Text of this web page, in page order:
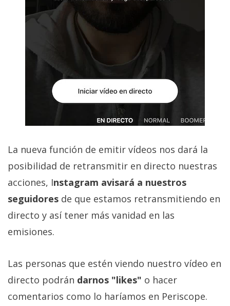
Informático
(CC) 2006-
reservados
La nueva función de emitir vídeos nos dará la
posibilidad de retransmitir en directo nuestras
acciones, Instagram avisará a nuestros
seguidores de que estamos retransmitiendo en
directo y así tener más vanidad en las
emisiones.
Las personas que estén viendo nuestro vídeo en
directo podrán darnos "likes" o hacer
comentarios como lo haríamos en Periscope.